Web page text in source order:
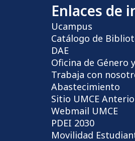
Enlaces de
Ucampus
Catálogo de
DAE
Oficina de Género
Trabaja con
Abastecimiento
Sitio UMCE
Webmail UMCE
PDEI 2030
Movilidad